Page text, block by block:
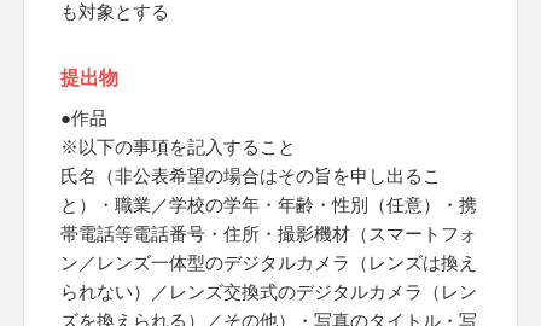
も対象とする
提出物
●作品
※以下の事項を記入すること
氏名（非公表希望の場合はその旨を申し出るこ
と）・職業／学校の学年・年齢・性別（任意）・携
帯電話等電話番号・住所・撮影機材（スマートフォ
ン／レンズ一体型のデジタルカメラ（レンズは換え
られない）／レンズ交換式のデジタルカメラ（レン
ズを換えられる）／その他）・写真のタイトル・写